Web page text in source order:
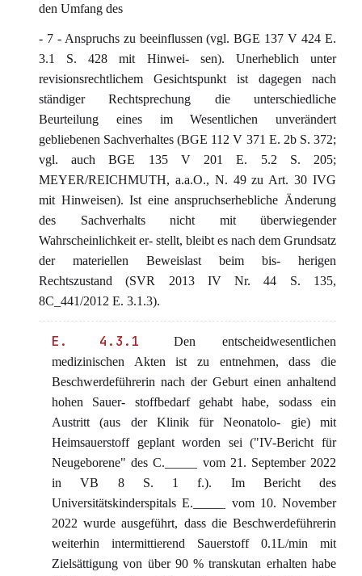
den Umfang des
- 7 - Anspruchs zu beeinflussen (vgl. BGE 137 V 424 E.
3.1 S. 428 mit Hinwei- sen). Unerheblich unter
revisionsrechtlichem Gesichtspunkt ist dagegen nach
ständiger Rechtsprechung die unterschiedliche
Beurteilung eines im Wesentlichen unverändert
gebliebenen Sachverhaltes (BGE 112 V 371 E. 2b S. 372;
vgl. auch BGE 135 V 201 E. 5.2 S. 205;
MEYER/REICHMUTH, a.a.O., N. 49 zu Art. 30 IVG
mit Hinweisen). Ist eine anspruchserhebliche Änderung
des Sachverhalts nicht mit überwiegender
Wahrscheinlichkeit er- stellt, bleibt es nach dem Grundsatz
der materiellen Beweislast beim bis- herigen
Rechtszustand (SVR 2013 IV Nr. 44 S. 135,
8C_441/2012 E. 3.1.3).
E. 4.3.1
Den entscheidwesentlichen
medizinischen Akten ist zu entnehmen, dass die
Beschwerdeführerin nach der Geburt einen anhaltend
hohen Sauer- stoffbedarf gehabt habe, sodass ein
Austritt (aus der Klinik für Neonatolo- gie) mit
Heimsauerstoff geplant worden sei ("IV-Bericht für
Neugeborene" des C._____ vom 21. September 2022
in VB 8 S. 1 f.). Im Bericht des
Universitätskinderspitals E._____ vom 10. November
2022 wurde ausgeführt, dass die Beschwerdeführerin
weiterhin intermittierend Sauerstoff 0.1L/min mit
Zielsättigung von über 90 % transkutan erhalten habe